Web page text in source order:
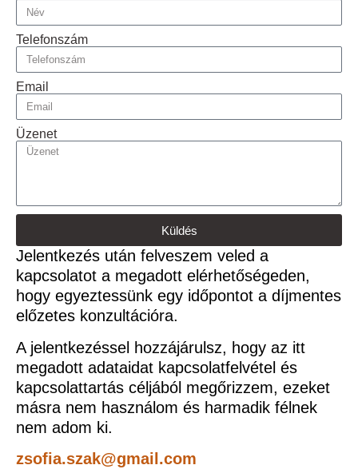
Telefonszám
Email
Üzenet
Küldés
Jelentkezés után felveszem veled a
kapcsolatot a megadott elérhetőségeden,
hogy egyeztessünk egy időpontot a díjmentes
előzetes konzultációra.
A jelentkezéssel hozzájárulsz, hogy az itt
megadott adataidat kapcsolatfelvétel és
kapcsolattartás céljából megőrizzem, ezeket
másra nem használom és harmadik félnek
nem adom ki.
zsofia.szak@gmail.com